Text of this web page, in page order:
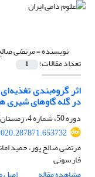
نویسنده =مرتضی
تعداد مقالات: 1
اثر گروه‌بندی
در گله گاوهای شیری
دوره 50، شماره 4، زمستان 1398، صفحه
مرتضی صالح پور، حمید
فارسونی